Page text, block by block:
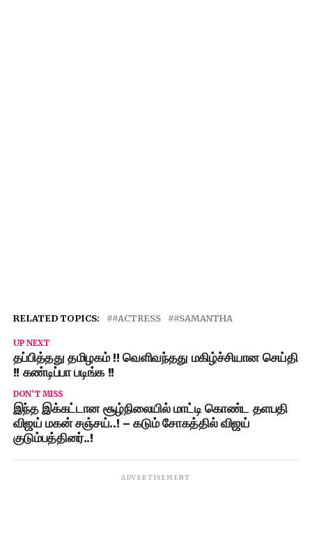
RELATED TOPICS: #ACTRESS #SAMANTHA
UP NEXT
தப்பித்தது தமிழகம் !! வெளிவந்தது மகிழ்ச்சியான செய்தி
!! கண்டிப்பா படிங்க !!
DON'T MISS
இந்த இக்கட்டான சூழ்நிலையில் மாட்டி கொண்ட தளபதி
விஜய் மகன் சஞ்சய்..! – கடும் சோகத்தில் விஜய்
குடும்பத்தினர்..!
ADVERTISEMENT